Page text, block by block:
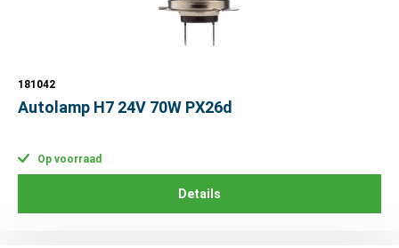
181042
Autolamp H7 24V 70W PX26d
Op voorraad
Details